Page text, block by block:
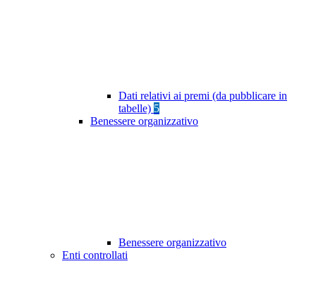
Dati relativi ai premi (da pubblicare in
tabelle) 5
Benessere organizzativo
Benessere organizzativo
Enti controllati